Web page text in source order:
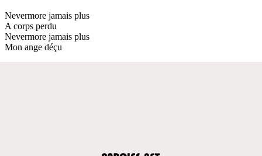
Nevermore jamais plus
A corps perdu
Nevermore jamais plus
Mon ange déçu